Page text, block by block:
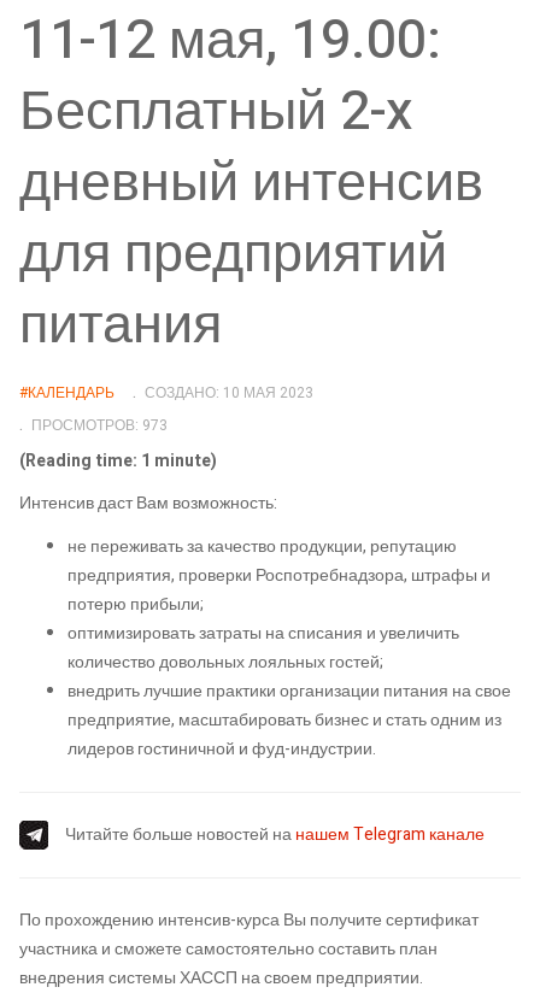
11-12 мая, 19.00:
Бесплатный 2-x
дневный интенсив
для предприятий
питания
#КАЛЕНДАРЬ
СОЗДАНО: 10 МАЯ 2023
ПРОСМОТРОВ: 973
(Reading time: 1 minute)
Интенсив даст Вам возможность:
не переживать за качество продукции, репутацию
предприятия, проверки Роспотребнадзора, штрафы и
потерю прибыли;
оптимизировать затраты на списания и увеличить
количество довольных лояльных гостей;
внедрить лучшие практики организации питания на свое
предприятие, масштабировать бизнес и стать одним из
лидеров гостиничной и фуд-индустрии.
Читайте больше новостей нанашем Telegram канале
По прохождению интенсив-курса Вы получите сертификат
участника и сможете самостоятельно составить план
внедрения системы ХАССП на своем предприятии.